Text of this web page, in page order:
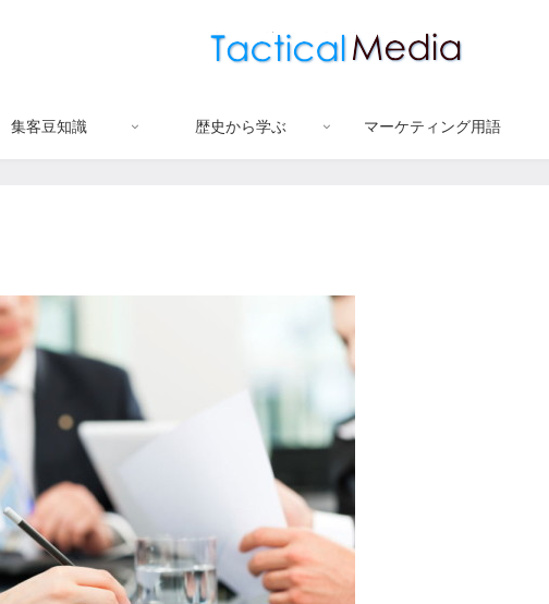
集客豆知識 歴史から学ぶ マーケティング用語